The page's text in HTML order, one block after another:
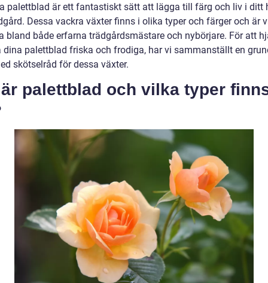
palettblad är ett fantastiskt sätt att lägga till färg och liv i ditt
Dessa vackra växter finns i olika typer och färger och är
bland både erfarna trädgårdsmästare och nybörjare. För att
dina palettblad friska och frodiga, har vi sammanställt en
skötselråd för dessa växter.
är palettblad och vilka typer